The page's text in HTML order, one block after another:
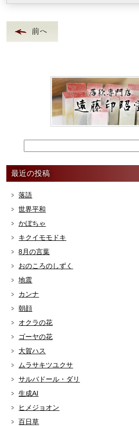
最近の投稿
落語
世界平和
かぼちゃ
キクイモモドキ
8月の言葉
おのころのしずく
地震
カンナ
朝顔
オクラの花
ゴーヤの花
大賀ハス
ムラサキツユクサ
サルバドール・ダリ
生成AI
ヒメジョオン
百日草